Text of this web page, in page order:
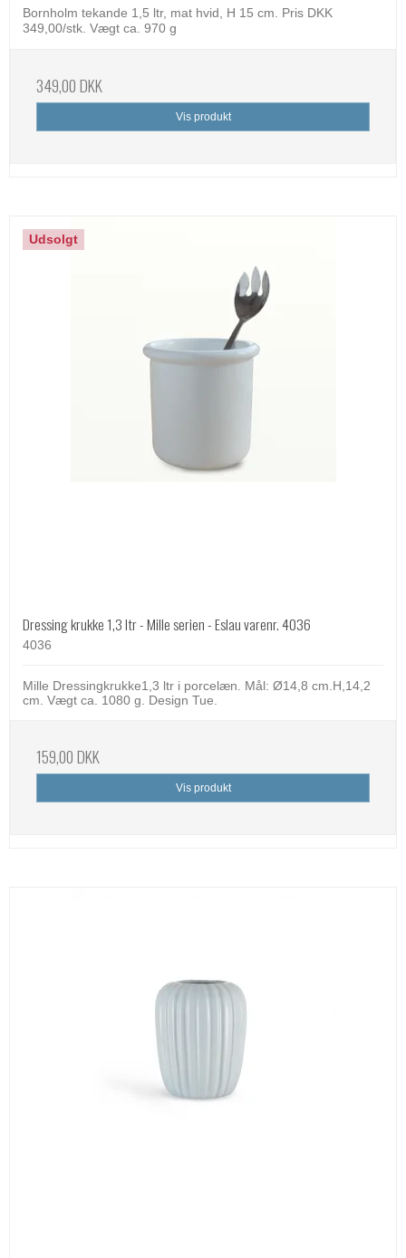
Bornholm tekande 1,5 ltr, mat hvid, H 15 cm. Pris DKK
349,00/stk. Vægt ca. 970 g
349,00 DKK
Vis produkt
Udsolgt
Dressing krukke 1,3 ltr - Mille serien - Eslau varenr. 4036
4036
Mille Dressingkrukke1,3 ltr i porcelæn. Mål: Ø14,8 cm.H,14,2
cm. Vægt ca. 1080 g. Design Tue.
159,00 DKK
Vis produkt